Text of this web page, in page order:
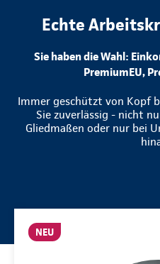
Echte
Sie haben die Wahl:
PremiumEU,
Immer geschützt von Kopf
Sie zuverlässig - nicht
Gliedmaßen oder nur bei
NEU